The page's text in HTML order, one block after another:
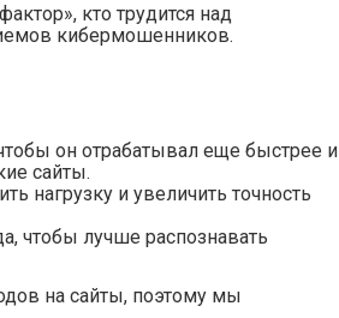
кто трудится над
кибермошенников.
он отрабатывал еще быстрее и
сайты.
нагрузку и увеличить точность
чтобы лучше распознавать
на сайты, поэтому мы